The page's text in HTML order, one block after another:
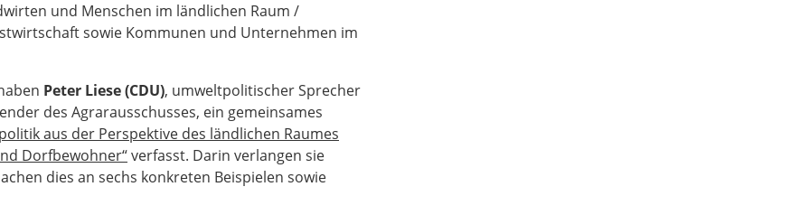
und Menschen im ländlichen Raum /
sowie Kommunen und Unternehmen im
Peter Liese (CDU), umweltpolitischer Sprecher
des Agrarausschusses, ein gemeinsames
aus der Perspektive des ländlichen Raumes
Dorfbewohner“verfasst. Darin verlangen sie
dies an sechs konkreten Beispielen sowie